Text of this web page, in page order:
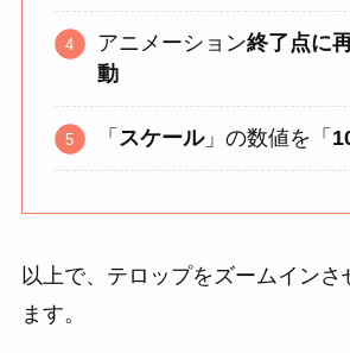
アニメーション終了点に
動
「 スケール」の数値を「
以上で、テロップをズームインさ
ます。